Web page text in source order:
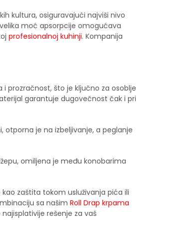
kultura, osiguravajući najviši nivo
moć apsorpcije omogućava
profesionalnoj kuhinji. Kompanija
prozračnost, što je ključno za osoblje
garantuje dugovečnost čak i pri
otporna je na izbeljivanje, a peglanje
omiljena je među konobarima
zaštita tokom usluživanja pića ili
sa našim Roll Drap krpama
rešenje za vaš